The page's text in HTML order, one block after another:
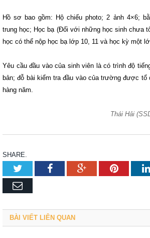
Hồ sơ bao gồm: Hộ chiếu photo; 2 ảnh 4×6;
trung học; Học bạ (Đối với những học sinh chưa
học có thể nộp học bạ lớp 10, 11 và học kỳ một
Yêu cầu đầu vào của sinh viên là có trình độ
bản; đỗ bài kiểm tra đầu vào của trường được tổ
hàng năm.
Thái Hải
SHARE.
TwitterFacebookGoogle+Pinterest
Email
BÀI VIẾT LIÊN QUAN